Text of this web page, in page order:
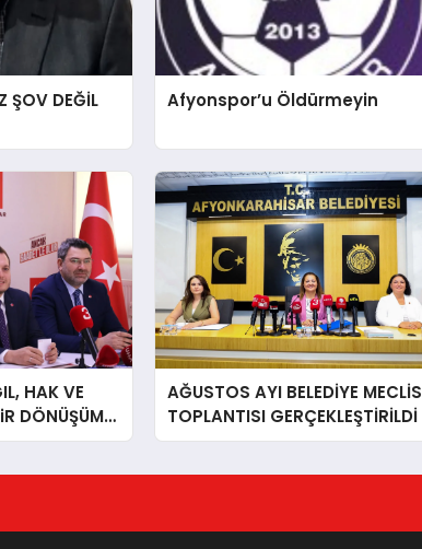
ŞOV DEĞİL
Afyonspor’u Öldürmeyin
HAK VE
DÖNÜŞÜM
AĞUSTOS AYI BELEDİYE MECLİS
TOPLANTISI GERÇEKLEŞTİRİLDİ